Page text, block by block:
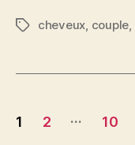
c
b
o
itt ai
Étiquettes
cheveux, couple,
Pagination
1 2 … 10